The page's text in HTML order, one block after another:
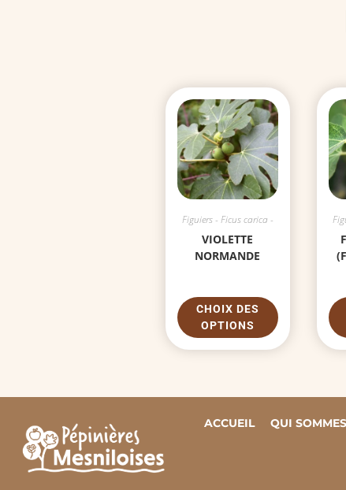
Figuiers - Ficus carica -
VIOLETTE
NORMANDE
CHOIX DES
OPTIONS
ACCUEIL QUI